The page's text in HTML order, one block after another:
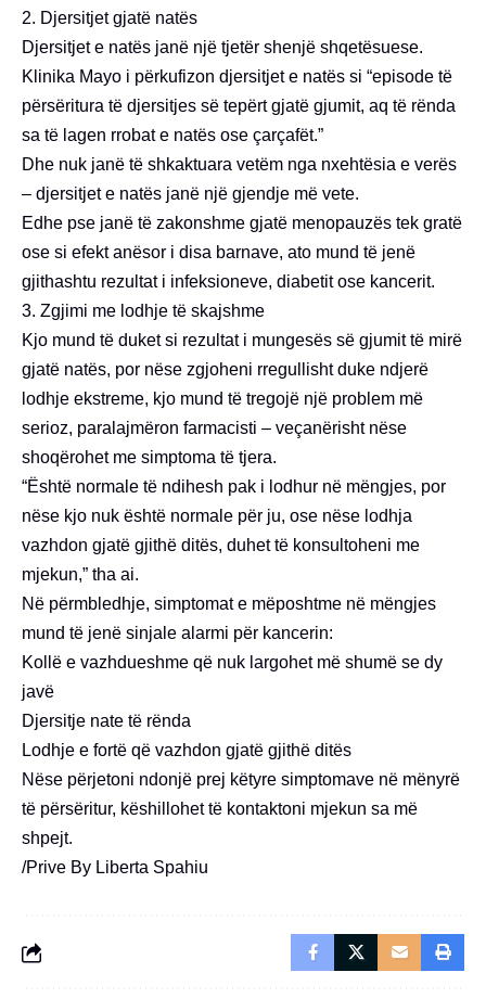
2. Djersitjet gjatë natës
Djersitjet e natës janë një tjetër shenjë shqetësuese.
Klinika Mayo i përkufizon djersitjet e natës si “episode të
përsëritura të djersitjes së tepërt gjatë gjumit, aq të rënda
sa të lagen rrobat e natës ose çarçafët.”
Dhe nuk janë të shkaktuara vetëm nga nxehtësia e verës
– djersitjet e natës janë një gjendje më vete.
Edhe pse janë të zakonshme gjatë menopauzës tek gratë
ose si efekt anësor i disa barnave, ato mund të jenë
gjithashtu rezultat i infeksioneve, diabetit ose kancerit.
3. Zgjimi me lodhje të skajshme
Kjo mund të duket si rezultat i mungesës së gjumit të mirë
gjatë natës, por nëse zgjoheni rregullisht duke ndjerë
lodhje ekstreme, kjo mund të tregojë një problem më
serioz, paralajmëron farmacisti – veçanërisht nëse
shoqërohet me simptoma të tjera.
“Është normale të ndihesh pak i lodhur në mëngjes, por
nëse kjo nuk është normale për ju, ose nëse lodhja
vazhdon gjatë gjithë ditës, duhet të konsultoheni me
mjekun,” tha ai.
Në përmbledhje, simptomat e mëposhtme në mëngjes
mund të jenë sinjale alarmi për kancerin:
Kollë e vazhdueshme që nuk largohet më shumë se dy
javë
Djersitje nate të rënda
Lodhje e fortë që vazhdon gjatë gjithë ditës
Nëse përjetoni ndonjë prej këtyre simptomave në mënyrë
të përsëritur, këshillohet të kontaktoni mjekun sa më
shpejt.
/Prive By Liberta Spahiu